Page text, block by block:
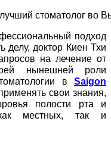
стоматолог во
подход
делу, доктор Киен Тхи
на лечение от
нынешней роли
в Saigon
свои знания,
полости рта и
местных, так и